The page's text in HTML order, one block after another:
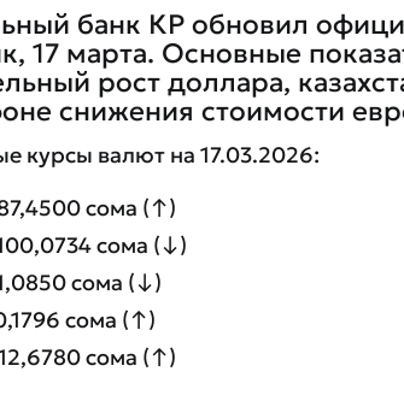
банк КР обновил
17 марта. Основные
рост доллара,
снижения стоимости
курсы валют на 17.03.2026:
сома (↑)
сома (↓)
сома (↓)
сома (↑)
сома (↑)